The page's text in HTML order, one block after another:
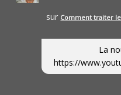
sur Comment traiter
La
https://